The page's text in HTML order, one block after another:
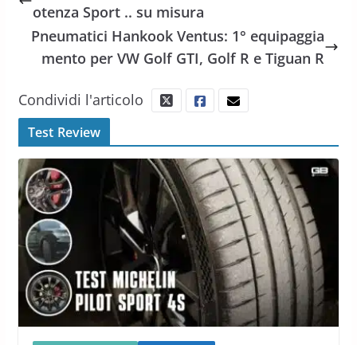
otenza Sport .. su misura
Pneumatici Hankook Ventus: 1° equipaggia
mento per VW Golf GTI, Golf R e Tiguan R
Condividi l'articolo
Test Review